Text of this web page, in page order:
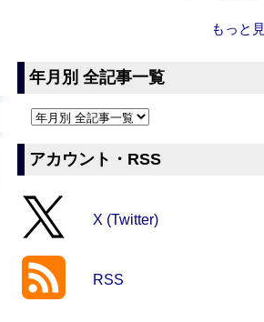
もっと
年月別 全記事一覧
アカウント・RSS
X (Twitter)
RSS